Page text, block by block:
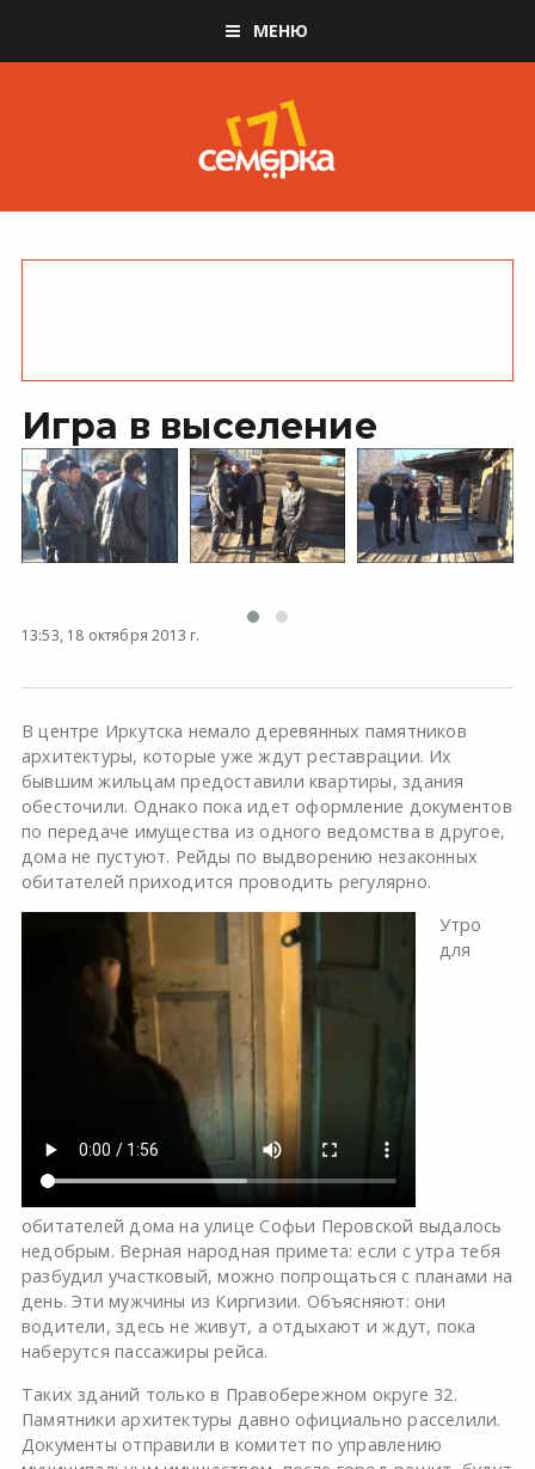
МЕНЮ
Игра в выселение
13:53, 18 октября 2013 г.
В центре Иркутска немало деревянных памятников
архитектуры, которые уже ждут реставрации. Их
бывшим жильцам предоставили квартиры, здания
обесточили. Однако пока идет оформление документов
по передаче имущества из одного ведомства в другое,
дома не пустуют. Рейды по выдворению незаконных
обитателей приходится проводить регулярно.
Утро
для
обитателей дома на улице Софьи Перовской выдалось
недобрым. Верная народная примета: если с утра тебя
разбудил участковый, можно попрощаться с планами на
день. Эти мужчины из Киргизии. Объясняют: они
водители, здесь не живут, а отдыхают и ждут, пока
наберутся пассажиры рейса.
Таких зданий только в Правобережном округе 32.
Памятники архитектуры давно официально расселили.
Документы отправили в комитет по управлению